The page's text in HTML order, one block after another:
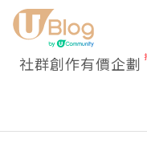
社群創作有價企劃